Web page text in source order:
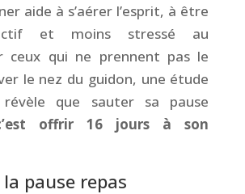
aide à s’aérer l’esprit, à être
et moins stressé au
ceux qui ne prennent pas le
le nez du guidon, une étude
révèle que sauter sa pause
offrir 16 jours à son
la pause repas